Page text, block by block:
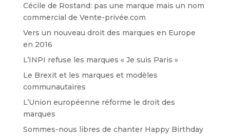
Cécile de Rostand: pas une marque mais un nom
commercial de Vente-privée.com
Vers un nouveau droit des marques en Europe
en 2016
L’INPI refuse les marques « Je suis Paris »
Le Brexit et les marques et modèles
communautaires
L’Union européenne réforme le droit des
marques
Sommes-nous libres de chanter Happy Birthday